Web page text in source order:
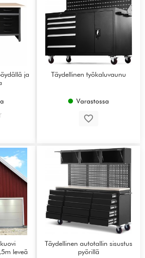
ja
Täydellinen työkaluvaunu
Varastossa
leveä
Täydellinen autotallin sisustus
pyörillä